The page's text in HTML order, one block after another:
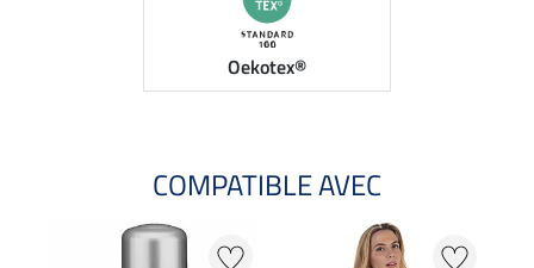
Oekotex®
COMPATIBLE AVEC